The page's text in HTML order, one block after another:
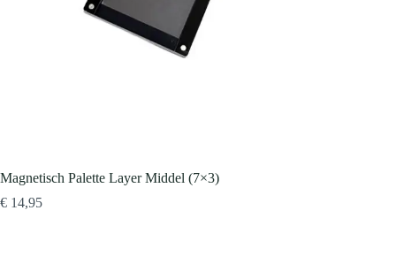
Magnetisch Palette Layer Middel (7×3)
€ 14,95